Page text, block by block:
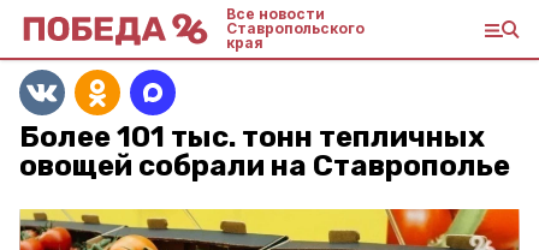
Все новости
Ставропольского
края
Более 101 тыс. тонн тепличных
овощей собрали на Ставрополье